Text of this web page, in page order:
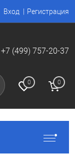
Вход Регистрация
+7 (499) 757-20-37
0 0